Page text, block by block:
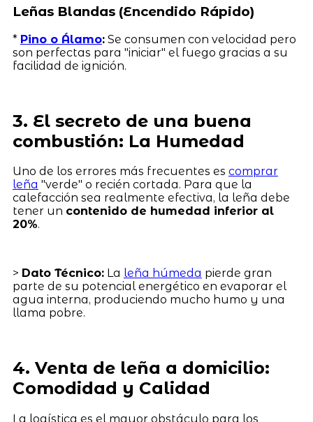
Leñas Blandas (Encendido Rápido)
* Pino o Álamo:Se consumen con velocidad pero
son perfectas para "iniciar" el fuego gracias a su
facilidad de ignición.
3. El secreto de una buena
combustión: La Humedad
Uno de los errores más frecuentes es comprar
leña "verde" o recién cortada. Para que la
calefacción sea realmente efectiva, la leña debe
tener un contenido de humedad inferior al
20%.
> Dato Técnico:La leña húmeda pierde gran
parte de su potencial energético en evaporar el
agua interna, produciendo mucho humo y una
llama pobre.
4. Venta de leña a domicilio:
Comodidad y Calidad
La logística es el mayor obstáculo para los